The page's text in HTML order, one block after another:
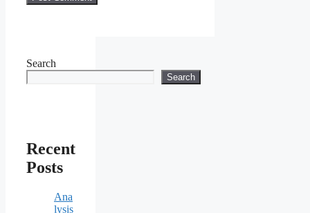
Search
Search
Recent
Posts
Ana
lysis